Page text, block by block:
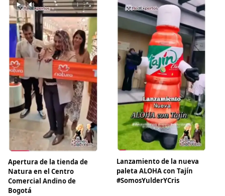
Apertura de la tienda de
Natura en el Centro
Comercial Andino de
Bogotá
Lanzamiento de la nueva
paleta ALOHA con Tajín
#SomosYulderYCris